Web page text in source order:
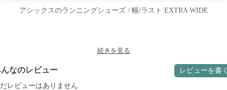
アシックスのランニングシューズ / 幅/ラスト:EXTRA WIDE
続きを見る
なのレビュー レビューを書
レビューはありません